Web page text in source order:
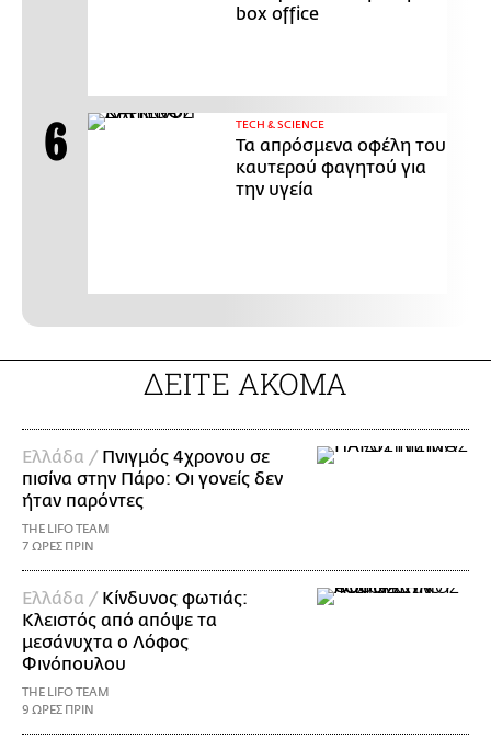
box office
ΤECH & SCIENCE
Τα απρόσμενα οφέλη του
καυτερού φαγητού για
την υγεία
ΔΕΙΤΕ ΑΚΟΜΑ
Ελλάδα / Πνιγμός 4χρονου σε
πισίνα στην Πάρο: Οι γονείς δεν
ήταν παρόντες
THE LIFO TEAM
7 ΩΡΕΣ ΠΡΙΝ
Ελλάδα / Κίνδυνος φωτιάς:
Κλειστός από απόψε τα
μεσάνυχτα ο Λόφος
Φινόπουλου
THE LIFO TEAM
9 ΩΡΕΣ ΠΡΙΝ